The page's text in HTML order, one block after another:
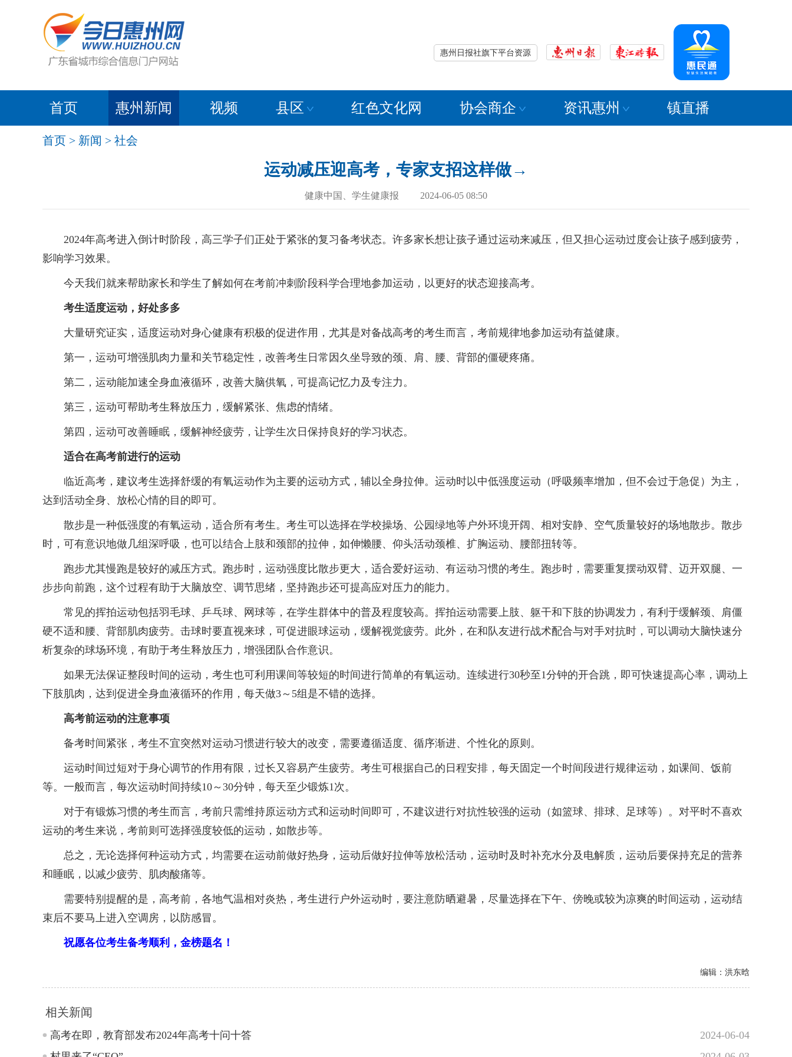
惠州日报社旗下平台资源
首页 惠州新闻 视频 县区 红色文化网 协会商企 资讯惠州 镇直播
首页 > 新闻 > 社会
运动减压迎高考，专家支招这样做→
健康中国、学生健康报 2024-06-05 08:50
2024年高考进入倒计时阶段，高三学子们正处于紧张的复习备考状态。许多家长想让孩子通过运动来减压，但又担心运动过度会让孩子感到疲劳，
影响学习效果。
今天我们就来帮助家长和学生了解如何在考前冲刺阶段科学合理地参加运动，以更好的状态迎接高考。
考生适度运动，好处多多
大量研究证实，适度运动对身心健康有积极的促进作用，尤其是对备战高考的考生而言，考前规律地参加运动有益健康。
第一，运动可增强肌肉力量和关节稳定性，改善考生日常因久坐导致的颈、肩、腰、背部的僵硬疼痛。
第二，运动能加速全身血液循环，改善大脑供氧，可提高记忆力及专注力。
第三，运动可帮助考生释放压力，缓解紧张、焦虑的情绪。
第四，运动可改善睡眠，缓解神经疲劳，让学生次日保持良好的学习状态。
适合在高考前进行的运动
临近高考，建议考生选择舒缓的有氧运动作为主要的运动方式，辅以全身拉伸。运动时以中低强度运动（呼吸频率增加，但不会过于急促）为主，
达到活动全身、放松心情的目的即可。
散步是一种低强度的有氧运动，适合所有考生。考生可以选择在学校操场、公园绿地等户外环境开阔、相对安静、空气质量较好的场地散步。散步
时，可有意识地做几组深呼吸，也可以结合上肢和颈部的拉伸，如伸懒腰、仰头活动颈椎、扩胸运动、腰部扭转等。
跑步尤其慢跑是较好的减压方式。跑步时，运动强度比散步更大，适合爱好运动、有运动习惯的考生。跑步时，需要重复摆动双臂、迈开双腿、一
步步向前跑，这个过程有助于大脑放空、调节思绪，坚持跑步还可提高应对压力的能力。
常见的挥拍运动包括羽毛球、乒乓球、网球等，在学生群体中的普及程度较高。挥拍运动需要上肢、躯干和下肢的协调发力，有利于缓解颈、肩僵
硬不适和腰、背部肌肉疲劳。击球时要直视来球，可促进眼球运动，缓解视觉疲劳。此外，在和队友进行战术配合与对手对抗时，可以调动大脑快速分
析复杂的球场环境，有助于考生释放压力，增强团队合作意识。
如果无法保证整段时间的运动，考生也可利用课间等较短的时间进行简单的有氧运动。连续进行30秒至1分钟的开合跳，即可快速提高心率，调动上
下肢肌肉，达到促进全身血液循环的作用，每天做3～5组是不错的选择。
高考前运动的注意事项
备考时间紧张，考生不宜突然对运动习惯进行较大的改变，需要遵循适度、循序渐进、个性化的原则。
运动时间过短对于身心调节的作用有限，过长又容易产生疲劳。考生可根据自己的日程安排，每天固定一个时间段进行规律运动，如课间、饭前
等。一般而言，每次运动时间持续10～30分钟，每天至少锻炼1次。
对于有锻炼习惯的考生而言，考前只需维持原运动方式和运动时间即可，不建议进行对抗性较强的运动（如篮球、排球、足球等）。对平时不喜欢
运动的考生来说，考前则可选择强度较低的运动，如散步等。
总之，无论选择何种运动方式，均需要在运动前做好热身，运动后做好拉伸等放松活动，运动时及时补充水分及电解质，运动后要保持充足的营养
和睡眠，以减少疲劳、肌肉酸痛等。
需要特别提醒的是，高考前，各地气温相对炎热，考生进行户外运动时，要注意防晒避暑，尽量选择在下午、傍晚或较为凉爽的时间运动，运动结
束后不要马上进入空调房，以防感冒。
祝愿各位考生备考顺利，金榜题名！
编辑：洪东晗
相关新闻
高考在即，教育部发布2024年高考十问十答
2024-06-04